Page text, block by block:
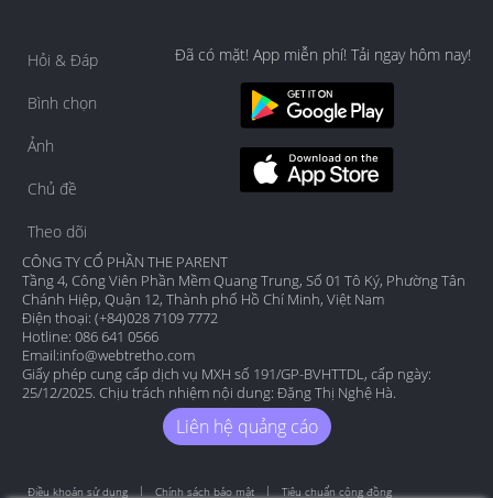
Hỏi & Đáp
Bình chọn
Ảnh
Chủ đề
Theo dõi
Đã có mặt! App miễn phí! Tải ngay hôm nay!
CÔNG TY CỔ PHẦN THE PARENT
Tầng 4, Công Viên Phần Mềm Quang Trung, Số 01 Tô Ký, Phường Tân
Chánh Hiệp, Quận 12, Thành phố Hồ Chí Minh, Việt Nam
Điện thoại: (+84)028 7109 7772
Hotline: 086 641 0566
Email:info@webtretho.com
Giấy phép cung cấp dịch vụ MXH số 191/GP-BVHTTDL, cấp ngày:
25/12/2025. Chịu trách nhiệm nội dung: Đặng Thị Nghệ Hà.
Liên hệ quảng cáo
Điều khoản sử dụng Chính sách bảo mật Tiêu chuẩn cộng đồng